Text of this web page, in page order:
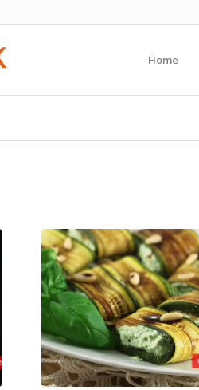
Home